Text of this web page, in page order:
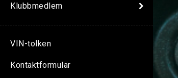
Klubbmedlem
VIN-tolken
Kontaktformulär